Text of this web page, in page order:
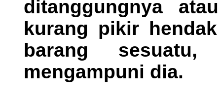
ditanggungnya
kurang pikir
barang
mengampuni dia.